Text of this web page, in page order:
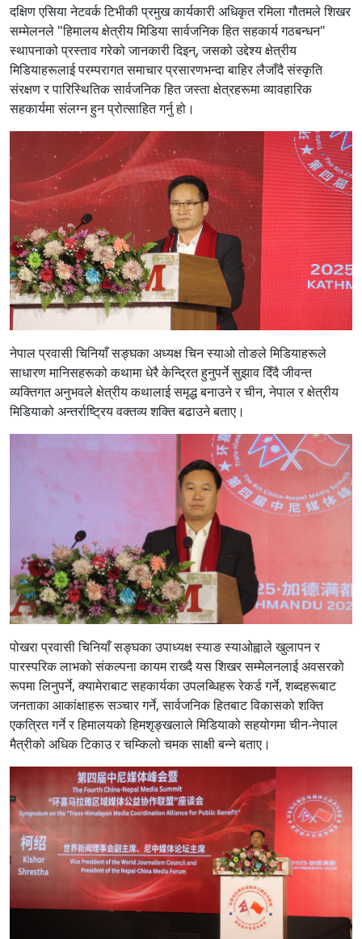
दक्षिण एसिया नेटवर्क टिभीकी प्रमुख कार्यकारी अधिकृत रमिला गौतमले शिखर
सम्मेलनले "हिमालय क्षेत्रीय मिडिया सार्वजनिक हित सहकार्य गठबन्धन"
स्थापनाको प्रस्ताव गरेको जानकारी दिइन्, जसको उद्देश्य क्षेत्रीय
मिडियाहरूलाई परम्परागत समाचार प्रसारणभन्दा बाहिर लैजाँदै संस्कृति
संरक्षण र पारिस्थितिक सार्वजनिक हित जस्ता क्षेत्रहरूमा व्यावहारिक
सहकार्यमा संलग्न हुन प्रोत्साहित गर्नु हो।
नेपाल प्रवासी चिनियाँ सङ्घका अध्यक्ष चिन स्याओ तोङले मिडियाहरूले
साधारण मानिसहरूको कथामा धेरै केन्द्रित हुनुपर्ने सुझाव दिँदै जीवन्त
व्यक्तिगत अनुभवले क्षेत्रीय कथालाई समृद्ध बनाउने र चीन, नेपाल र क्षेत्रीय
मिडियाको अन्तर्राष्ट्रिय वक्तव्य शक्ति बढाउने बताए।
पोखरा प्रवासी चिनियाँ सङ्घका उपाध्यक्ष स्याङ स्याओह्वाले खुलापन र
पारस्परिक लाभको संकल्पना कायम राख्दै यस शिखर सम्मेलनलाई अवसरको
रूपमा लिनुपर्ने, क्यामेराबाट सहकार्यका उपलब्धिहरू रेकर्ड गर्ने, शब्दहरूबाट
जनताका आकांक्षाहरू सञ्चार गर्ने, सार्वजनिक हितबाट विकासको शक्ति
एकत्रित गर्ने र हिमालयको हिमशृङ्खलाले मिडियाको सहयोगमा चीन-नेपाल
मैत्रीको अधिक टिकाउ र चम्किलो चमक साक्षी बन्ने बताए।